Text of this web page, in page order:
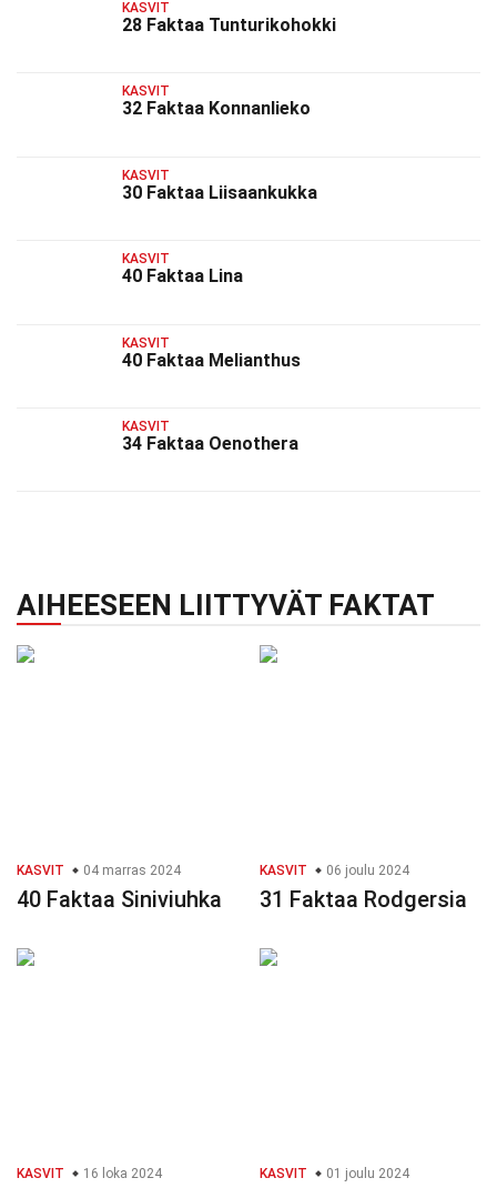
KASVIT
28 Faktaa Tunturikohokki
KASVIT
32 Faktaa Konnanlieko
KASVIT
30 Faktaa Liisaankukka
KASVIT
40 Faktaa Lina
KASVIT
40 Faktaa Melianthus
KASVIT
34 Faktaa Oenothera
AIHEESEEN LIITTYVÄT FAKTAT
KASVIT 04 marras 2024
40 Faktaa Siniviuhka
KASVIT 06 joulu 2024
31 Faktaa Rodgersia
KASVIT 16 loka 2024 KASVIT 01 joulu 2024